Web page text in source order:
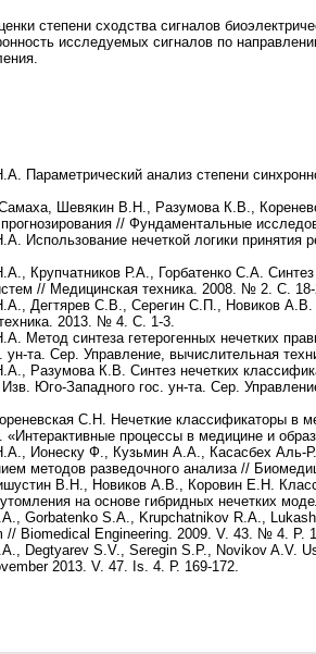
степени сходства сигналов
исследуемых сигналов по
Параметрический анализ степени
Шевякин В.Н., Разумова К.В.,
прогнозирования // Фундаментальные
Использование нечеткой логики
Крупчатников Р.А., Горбатенко С.А.
// Медицинская техника. 2008. № 2. С.
Дегтярев С.В., Серегин С.П., Новиков А.В.
2013. № 4. С. 1-3.
Метод синтеза гетерогенных нечетких
ун-та. Сер. Управление, вычислительная
Разумова К.В. Синтез нечетких
Юго-Западного гос. ун-та. Сер.
С.Н. Нечеткие классификаторы в
«Интерактивные процессы в медицине и
Ионеску Ф., Кузьмин А.А., Касасбех Аль-
методов разведочного анализа //
В.Н., Новиков А.В., Коровин Е.Н .
на основе гибридных нечетких
Gorbatenko S.A., Krupchatnikov R.A.,
// Biomedical Engineering. 2009. V. 43. № 4. P.
Degtyarev S.V., Seregin S.P., Novikov A.V.
2013. V. 47. Is. 4. Р. 169-172.